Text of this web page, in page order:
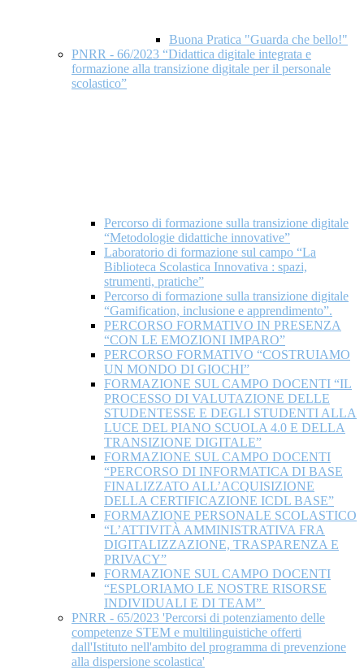
Buona Pratica "Guarda che bello!"
PNRR - 66/2023 “Didattica digitale integrata e
formazione alla transizione digitale per il personale
scolastico”
Percorso di formazione sulla transizione digitale
“Metodologie didattiche innovative”
Laboratorio di formazione sul campo “La
Biblioteca Scolastica Innovativa : spazi,
strumenti, pratiche”
Percorso di formazione sulla transizione digitale
“Gamification, inclusione e apprendimento”.
PERCORSO FORMATIVO IN PRESENZA
“CON LE EMOZIONI IMPARO”
PERCORSO FORMATIVO “COSTRUIAMO
UN MONDO DI GIOCHI”
FORMAZIONE SUL CAMPO DOCENTI “IL
PROCESSO DI VALUTAZIONE DELLE
STUDENTESSE E DEGLI STUDENTI ALLA
LUCE DEL PIANO SCUOLA 4.0 E DELLA
TRANSIZIONE DIGITALE”
FORMAZIONE SUL CAMPO DOCENTI
“PERCORSO DI INFORMATICA DI BASE
FINALIZZATO ALL’ACQUISIZIONE
DELLA CERTIFICAZIONE ICDL BASE”
FORMAZIONE PERSONALE SCOLASTICO
“L’ATTIVITÀ AMMINISTRATIVA FRA
DIGITALIZZAZIONE, TRASPARENZA E
PRIVACY”
FORMAZIONE SUL CAMPO DOCENTI
“ESPLORIAMO LE NOSTRE RISORSE
INDIVIDUALI E DI TEAM”
PNRR - 65/2023 'Percorsi di potenziamento delle
competenze STEM e multilinguistiche offerti
dall'Istituto nell'ambito del programma di prevenzione
alla dispersione scolastica'